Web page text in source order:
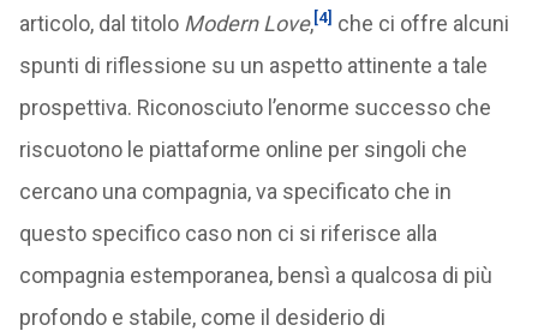
articolo, dal titolo Modern Love,[4] che ci offre alcuni
spunti di riflessione su un aspetto attinente a tale
prospettiva. Riconosciuto l’enorme successo che
riscuotono le piattaforme online per singoli che
cercano una compagnia, va specificato che in
questo specifico caso non ci si riferisce alla
compagnia estemporanea, bensì a qualcosa di più
profondo e stabile, come il desiderio di